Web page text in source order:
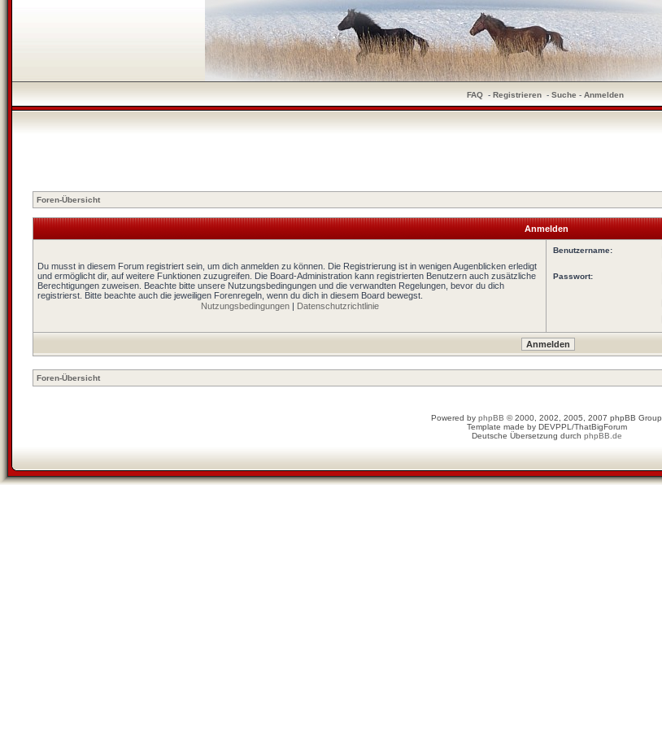
FAQ - Registrieren - Suche - Anmelden
Foren-Übersicht
Anmelden
Du musst in diesem Forum registriert sein, um dich anmelden zu können. Die Registrierung ist in wenigen Augenblicken erledigt
und ermöglicht dir, auf weitere Funktionen zuzugreifen. Die Board-Administration kann registrierten Benutzern auch zusätzliche
Berechtigungen zuweisen. Beachte bitte unsere Nutzungsbedingungen und die verwandten Regelungen, bevor du dich
registrierst. Bitte beachte auch die jeweiligen Forenregeln, wenn du dich in diesem Board bewegst.
Nutzungsbedingungen| Datenschutzrichtlinie
Benutzername:
Passwort:
Foren-Übersicht
Powered by phpBB © 2000, 2002, 2005, 2007 phpBB Group
Template made by DEVPPL /ThatBigForum
Deutsche Übersetzung durch phpBB.de